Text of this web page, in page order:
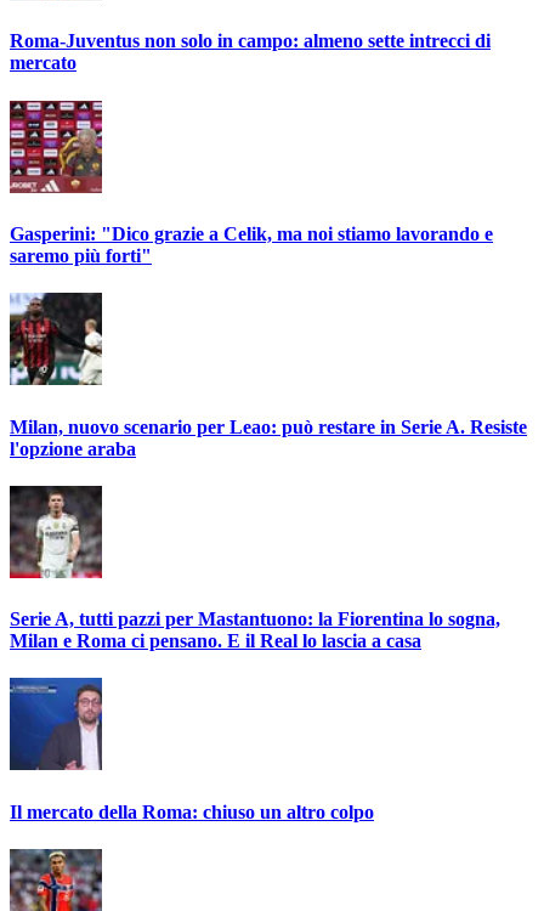
Roma-Juventus non solo in campo: almeno sette intrecci di
mercato
Gasperini: "Dico grazie a Celik, ma noi stiamo lavorando e
saremo più forti"
Milan, nuovo scenario per Leao: può restare in Serie A. Resiste
l'opzione araba
Serie A, tutti pazzi per Mastantuono: la Fiorentina lo sogna,
Milan e Roma ci pensano. E il Real lo lascia a casa
Il mercato della Roma: chiuso un altro colpo